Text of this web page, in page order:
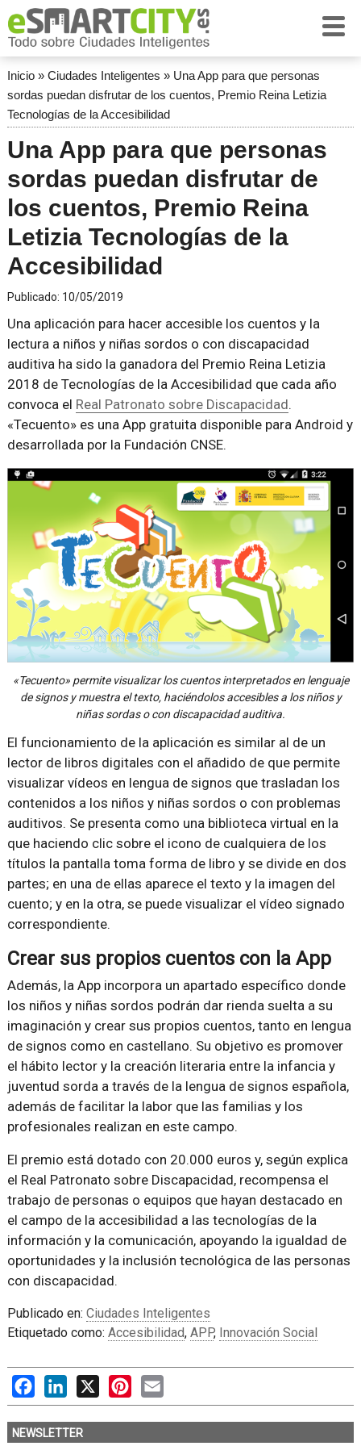
Inicio» Ciudades Inteligentes » Una App para que personas
sordas puedan disfrutar de los cuentos, Premio Reina Letizia
Tecnologías de la Accesibilidad
Una App para que personas
sordas puedan disfrutar de
los cuentos, Premio Reina
Letizia Tecnologías de la
Accesibilidad
Publicado: 10/05/2019
Una aplicación para hacer accesible los cuentos y la
lectura a niños y niñas sordos o con discapacidad
auditiva ha sido la ganadora del Premio Reina Letizia
2018 de Tecnologías de la Accesibilidad que cada año
convoca el Real Patronato sobre Discapacidad.
«Tecuento» es una App gratuita disponible para Android y
desarrollada por la Fundación CNSE.
«Tecuento» permite visualizar los cuentos interpretados en lenguaje
de signos y muestra el texto, haciéndolos accesibles a los niños y
niñas sordas o con discapacidad auditiva.
El funcionamiento de la aplicación es similar al de un
lector de libros digitales con el añadido de que permite
visualizar vídeos en lengua de signos que trasladan los
contenidos a los niños y niñas sordos o con problemas
auditivos. Se presenta como una biblioteca virtual en la
que haciendo clic sobre el icono de cualquiera de los
títulos la pantalla toma forma de libro y se divide en dos
partes; en una de ellas aparece el texto y la imagen del
cuento; y en la otra, se puede visualizar el vídeo signado
correspondiente.
Crear sus propios cuentos con la App
Además, la App incorpora un apartado específico donde
los niños y niñas sordos podrán dar rienda suelta a su
imaginación y crear sus propios cuentos, tanto en lengua
de signos como en castellano. Su objetivo es promover
el hábito lector y la creación literaria entre la infancia y
juventud sorda a través de la lengua de signos española,
además de facilitar la labor que las familias y los
profesionales realizan en este campo.
El premio está dotado con 20.000 euros y, según explica
el Real Patronato sobre Discapacidad, recompensa el
trabajo de personas o equipos que hayan destacado en
el campo de la accesibilidad a las tecnologías de la
información y la comunicación, apoyando la igualdad de
oportunidades y la inclusión tecnológica de las personas
con discapacidad.
Publicado en: Ciudades Inteligentes
Etiquetado como: Accesibilidad, APP, Innovación Social
FacebookLinkedIn
X PinterestEmail
NEWSLETTER